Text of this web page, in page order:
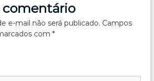
e-mail não será publicado. Campos
com*